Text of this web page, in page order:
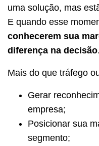
uma solução, mas
E quando esse
conhecerem sua
diferença na decisão.
Mais do que tráfego
Gerar
empresa;
Posicionar sua
segmento;